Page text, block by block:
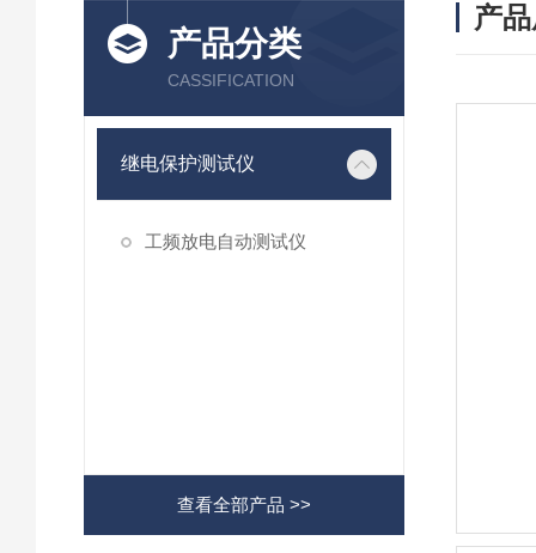
产品分类
CASSIFICATION
继电保护测试仪
工频放电自动测试仪
查看全部产品 >>
产